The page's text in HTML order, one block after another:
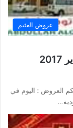
عروض العثيم
عروض العثيم اليوم الجمعة 17 فبراير 2017
الجمعة 17 فبراير 2017 لاتفوتكم العروض : اليوم في